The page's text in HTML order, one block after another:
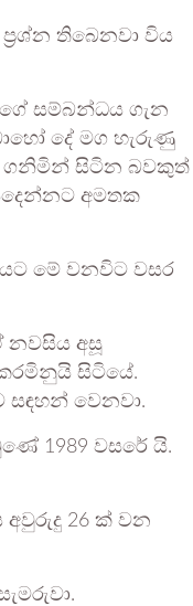
තිබෙනවා විය
ගේ සම්බන්ධය ගැන
දේ මග හැරුණු
ගනිමින් සිටින බවකුත්
අමතක
මේ වනවිට වසර
නවසිය අසූ
සිටියේ.
සඳහන් වෙනවා.
1989 වසරේ යි.
අවුරුදු 26 ක් වන